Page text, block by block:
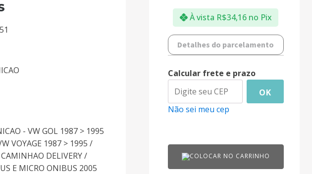
- VW GOL 1987 > 1995
VOYAGE 1987 > 1995 /
DELIVERY /
E MICRO ONIBUS 2005
À vista R$34,16 no Pix
Detalhes do parcelamento
Calcular frete e prazo
OK
Não sei meu cep
COLOCAR NO CARRINHO